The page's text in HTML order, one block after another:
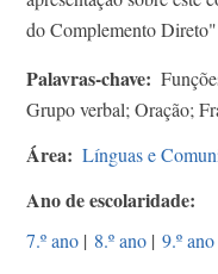
do Complemento
Palavras-chave
Grupo verbal; Oração;
Área Línguas e
Ano de escolaridade
7.º ano | 8.º ano | 9.º ano